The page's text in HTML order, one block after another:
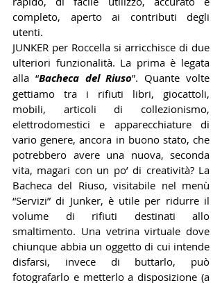
completo, aperto ai contributi degli
utenti.
JUNKER per Roccella si arricchisce di due
ulteriori funzionalità. La prima è legata
alla “Bacheca del Riuso”. Quante volte
gettiamo tra i rifiuti libri, giocattoli,
mobili, articoli di collezionismo,
elettrodomestici e apparecchiature di
vario genere, ancora in buono stato, che
potrebbero avere una nuova, seconda
vita, magari con un po’ di creatività? La
Bacheca del Riuso, visitabile nel menù
“Servizi” di Junker, è utile per ridurre il
volume di rifiuti destinati allo
smaltimento. Una vetrina virtuale dove
chiunque abbia un oggetto di cui intende
disfarsi, invece di buttarlo, può
fotografarlo e metterlo a disposizione (a